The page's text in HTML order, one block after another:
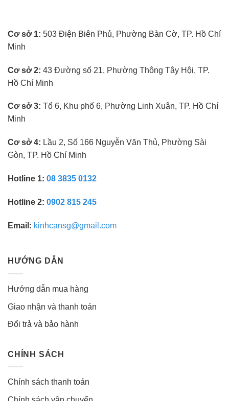
mắt
nghiệm
Cơ sở 1: 503 Điện Biên Phủ, Phường Bàn Cờ, TP. Hồ Chí
Minh
Cơ sở 2: 43 Đường số 21, Phường Thông Tây Hội, TP.
Hồ Chí Minh
Cơ sở 3: Tổ 6, Khu phố 6, Phường Linh Xuân, TP. Hồ Chí
Minh
Cơ sở 4: Lầu 2, Số 166 Nguyễn Văn Thủ, Phường Sài
Gòn, TP. Hồ Chí Minh
Hotline 1: 08 3835 0132
Hotline 2: 0902 815 245
Email: kinhcansg@gmail.com
HƯỚNG DẪN
Hướng dẫn mua hàng
Giao nhận và thanh toán
Đổi trả và bảo hành
CHÍNH SÁCH
Chính sách thanh toán